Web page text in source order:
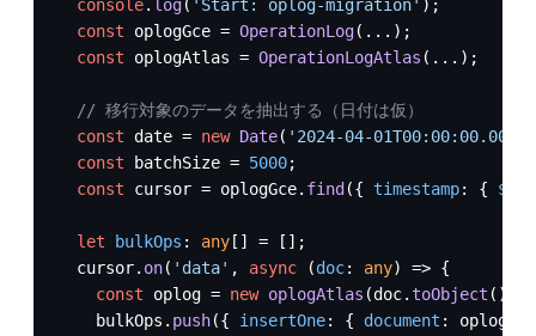
console. log( 'Start: oplog-migration' );
const oplogGce = OperationLog(...);
const oplogAtlas = OperationLogAtlas (...);
// 移行対象のデータを抽出する（日付は仮）
const date = new Date( '2024-04-
const batchSize = 5000;
const cursor = oplogGce. find ({ timestamp: { $lte
let bulkOps : any [] = [];
  cursor.
on( 'data' , async (doc: any) => {
const oplog = new oplogAtlas (doc.toObject ());
    bulkOps.
push({ insertOne: { document : oplog